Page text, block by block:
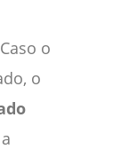
o
o